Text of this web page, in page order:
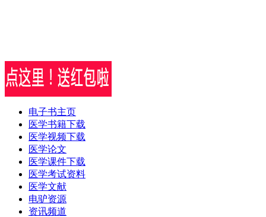
电子书主页
医学书籍下载
医学视频下载
医学论文
医学课件下载
医学考试资料
医学文献
电驴资源
资讯频道